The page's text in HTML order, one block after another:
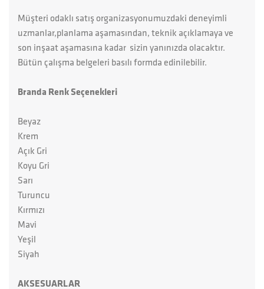
Müşteri odaklı satış organizasyonumuzdaki deneyimli
uzmanlar,planlama aşamasından, teknik açıklamaya ve
son inşaat aşamasına kadar sizin yanınızda olacaktır.
Bütün çalışma belgeleri basılı formda edinilebilir.
Branda Renk Seçenekleri
Beyaz
Krem
Açık Gri
Koyu Gri
Sarı
Turuncu
Kırmızı
Mavi
Yeşil
Siyah
AKSESUARLAR